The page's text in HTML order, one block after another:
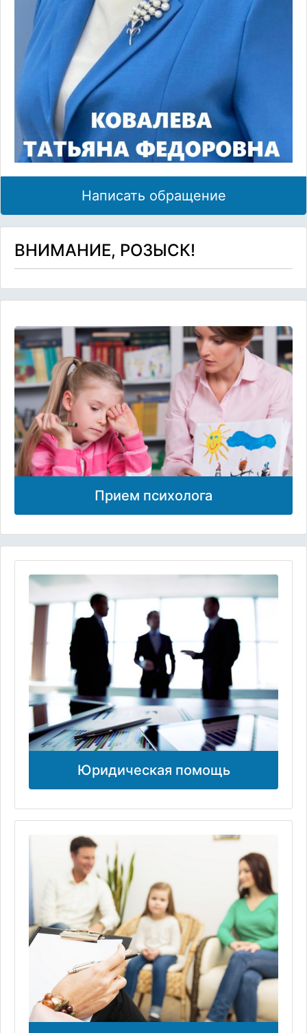
Написать обращение
ВНИМАНИЕ, РОЗЫСК!
Прием психолога
Юридическая помощь